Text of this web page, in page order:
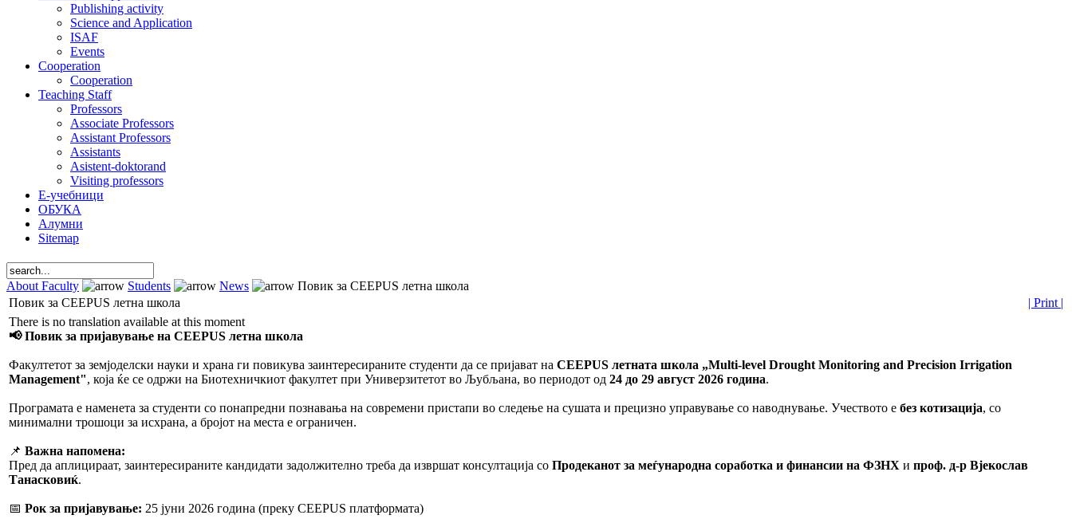
Publishing activity
Science and Application
ISAF
Events
Cooperation
Cooperation
Teaching Staff
Professors
Associate Professors
Assistant Professors
Assistants
Asistent-doktorand
Visiting professors
Е-учебници
ОБУКА
Алумни
Sitemap
About Faculty Students News
Повик за CEEPUS летна школа
Повик за CEEPUS летна школа
| Print |
There is no translation available at this moment
📢Повик за пријавување на CEEPUS летна школа
Факултетот за земјоделски науки и храна ги повикува заинтересираните студенти да се пријават на CEEPUS летната школа „Multi-level Drought Monitoring and Precision Irrigation
Management", која ќе се одржи на Биотехничкиот факултет при Универзитетот во Љубљана, во периодот од 24 до 29 август 2026 година.
Програмата е наменета за студенти со понапредни познавања на современи пристапи во следење на сушата и прецизно управување со наводнување. Учеството е без котизација, со
минимални трошоци за исхрана, а бројот на места е ограничен.
📌 Важна напомена:
Пред да аплицираат, заинтересираните кандидати задолжително треба да извршат консултација со Продеканот за меѓународна соработка и финансии на ФЗНХ и проф. д-р Вјекослав
Танасковиќ.
📅 Рок за пријавување: 25 јуни 2026 година (преку CEEPUS платформата)